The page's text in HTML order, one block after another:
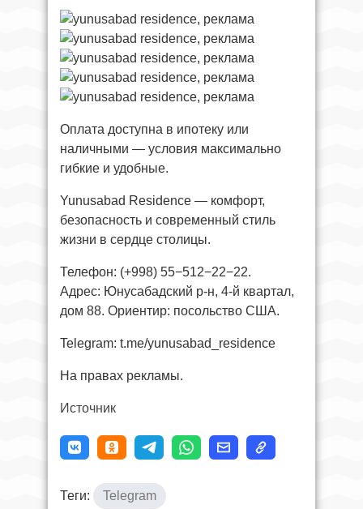
Оплата доступна в ипотеку или
наличными — условия максимально
гибкие и удобные.
Yunusabad Residence — комфорт,
безопасность и современный стиль
жизни в сердце столицы.
Телефон: (+998) 55−512−22−22.
Адрес: Юнусабадский р-н, 4-й квартал,
дом 88. Ориентир: посольство США.
Telegram: t.me/yunusabad_residence
На правах рекламы.
Источник
Теги: Telegram